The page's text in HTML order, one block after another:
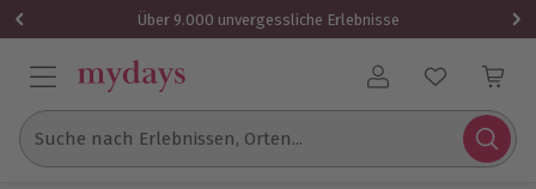
Über 9.000 unvergessliche Erlebnisse
Benutzerkonto
Suche nach Erlebnissen, Orten...